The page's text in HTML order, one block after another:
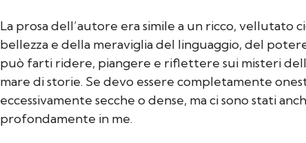
La prosa dell’autore era simile a un ricco, vellutato
bellezza e della meraviglia del linguaggio, del
può farti ridere, piangere e riflettere sui misteri
mare di storie. Se devo essere completamente
eccessivamente secche o dense, ma ci sono stati
profondamente in me.